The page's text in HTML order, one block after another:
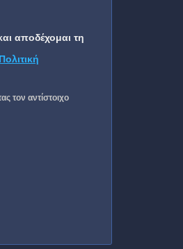
αποδέχομαι τη
Πολιτική
τον αντίστοιχο